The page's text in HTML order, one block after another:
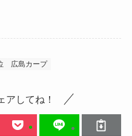
広島カープ
アしてね！